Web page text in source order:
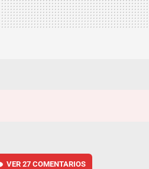
VER 27 COMENTARIOS